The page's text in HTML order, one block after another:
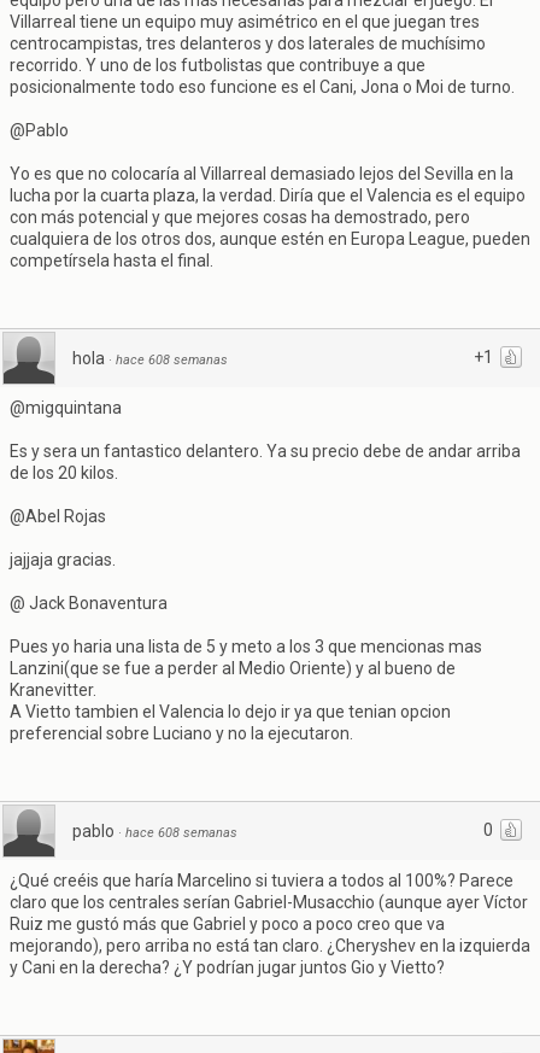
Villarreal tiene un equipo muy asimétrico en el que juegan tres
centrocampistas, tres delanteros y dos laterales de muchísimo
recorrido. Y uno de los futbolistas que contribuye a que
posicionalmente todo eso funcione es el Cani, Jona o Moi de turno.
@Pablo
Yo es que no colocaría al Villarreal demasiado lejos del Sevilla en la
lucha por la cuarta plaza, la verdad. Diría que el Valencia es el equipo
con más potencial y que mejores cosas ha demostrado, pero
cualquiera de los otros dos, aunque estén en Europa League, pueden
competírsela hasta el final.
+1
hola · hace 608 semanas
@migquintana
Es y sera un fantastico delantero. Ya su precio debe de andar arriba
de los 20 kilos.
@Abel Rojas
jajjaja gracias.
@ Jack Bonaventura
Pues yo haria una lista de 5 y meto a los 3 que mencionas mas
Lanzini(que se fue a perder al Medio Oriente) y al bueno de
Kranevitter.
A Vietto tambien el Valencia lo dejo ir ya que tenian opcion
preferencial sobre Luciano y no la ejecutaron.
0
pablo · hace 608 semanas
¿Qué creéis que haría Marcelino si tuviera a todos al 100%? Parece
claro que los centrales serían Gabriel-Musacchio (aunque ayer Víctor
Ruiz me gustó más que Gabriel y poco a poco creo que va
mejorando), pero arriba no está tan claro. ¿Cheryshev en la izquierda
y Cani en la derecha? ¿Y podrían jugar juntos Gio y Vietto?